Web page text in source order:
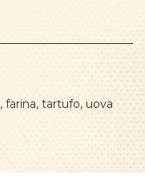
, farina, tartufo, uova